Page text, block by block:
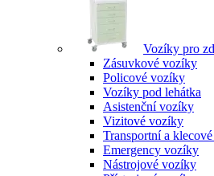
Vozíky pro
Zásuvkové vozíky
Policové vozíky
Vozíky pod lehátka
Asistenční vozíky
Vizitové vozíky
Transportní a
Emergency vozíky
Nástrojové vozíky